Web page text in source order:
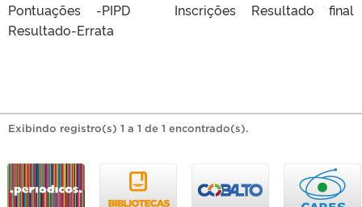
Pontuações -PIPD Inscrições Resultado final
Resultado-Errata
Exibindo registro(s) 1 a 1 de 1 encontrado(s).